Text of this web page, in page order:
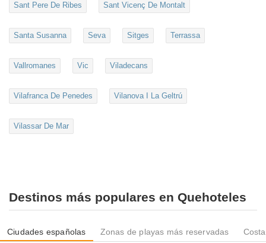
Sant Pere De Ribes Sant Vicenç De Montalt
Santa Susanna Seva Sitges Terrassa
Vallromanes Vic Viladecans
Vilafranca De Penedes Vilanova I La Geltrú
Vilassar De Mar
Destinos más populares en Quehoteles
Ciudades españolas Zonas de playas más reservadas